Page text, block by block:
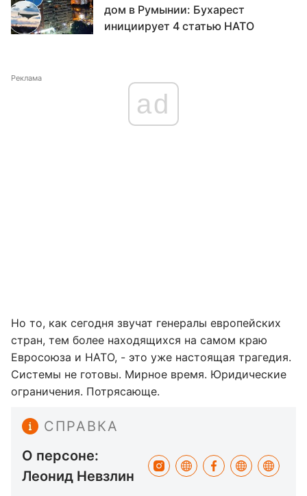
дом в Румынии: Бухарест
инициирует 4 статью НАТО
Реклама
ad
Но то, как сегодня звучат генералы европейских
стран, тем более находящихся на самом краю
Евросоюза и НАТО, - это уже настоящая трагедия.
Системы не готовы. Мирное время. Юридические
ограничения. Потрясающе.
СПРАВКА
О персоне:
Леонид Невзлин